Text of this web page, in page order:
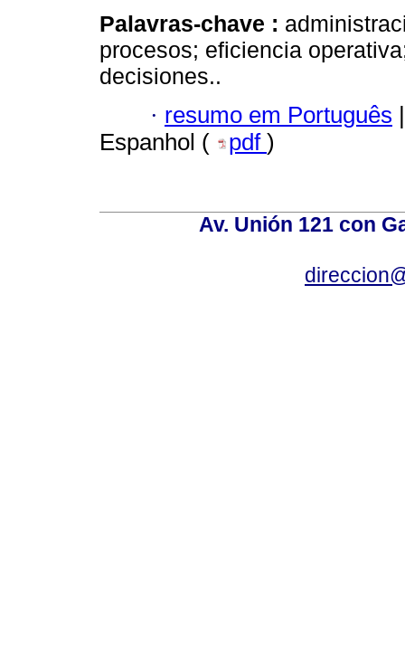
Palavras-chave :
procesos; eficiencia
decisiones..
· resumo em Português |
Espanhol (
pdf )
Av. Unión 121 con